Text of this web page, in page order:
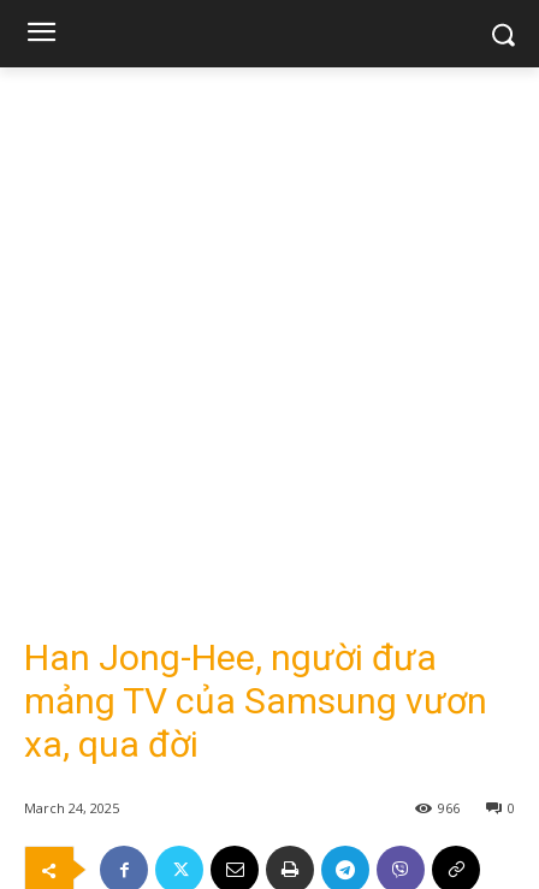
Han Jong-Hee, người đưa
mảng TV của Samsung vươn
xa, qua đời
March 24, 2025 0
966